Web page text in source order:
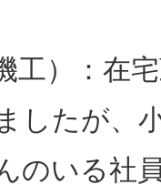
工）：在
したが、
のいる社